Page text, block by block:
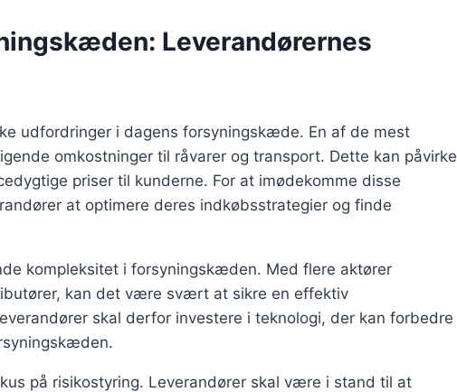
Leverandørernes
udfordringer i dagens forsyningskæde. En af de mest
omkostninger til råvarer og transport. Dette kan påvirke
priser til kunderne. For at imødekomme disse
at optimere deres indkøbsstrategier og finde
kompleksitet i forsyningskæden. Med flere aktører
kan det være svært at sikre en effektiv
skal derfor investere i teknologi, der kan forbedre
på risikostyring. Leverandører skal være i stand til at